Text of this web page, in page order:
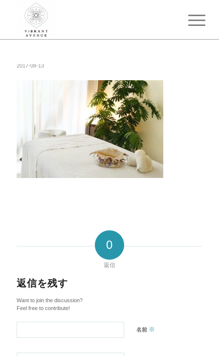
2017-08-13
0
返信
返信を残す
Want to join the discussion?
Feel free to contribute!
名前 ※